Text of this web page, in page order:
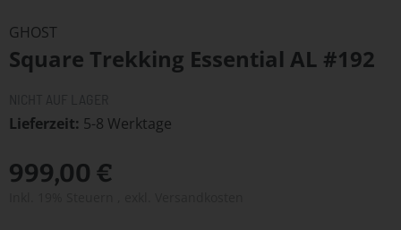
der
Bildergalerie
springen
GHOST
Square Trekking Essential AL #192
Lieferzeit 5-8 Werktage
999,00 €